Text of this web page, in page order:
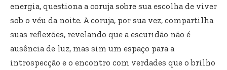
energia, questiona a coruja sobre sua escolha de viver
sob o véu da noite. A coruja, por sua vez, compartilha
suas reflexões, revelando que a escuridão não é
ausência de luz, mas sim um espaço para a
introspecção e o encontro com verdades que o brilho